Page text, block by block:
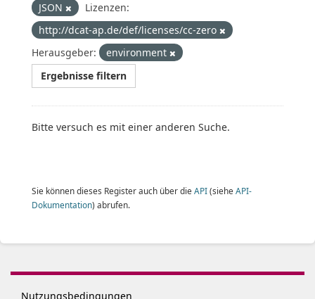
JSON
Lizenzen:
http://dcat-ap.de/def/licenses/cc-zero
Herausgeber:
environment
Ergebnisse filtern
Bitte versuch es mit einer anderen Suche.
Sie können dieses Register auch über die API(siehe API-
Dokumentation) abrufen.
Nutzungsbedingungen